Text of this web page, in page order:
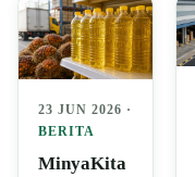
23 JUN 2026 ·
BERITA
MinyaKita